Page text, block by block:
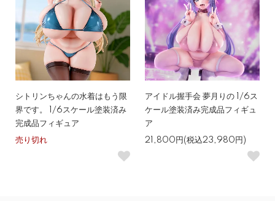
シトリンちゃんの水着はもう限
界です。 1/6スケール塗装済み
完成品フィギュア
売り切れ
アイドル握手会 夢月りの 1/6ス
ケール塗装済み完成品フィギュ
ア
21,800円(税込23,980円)